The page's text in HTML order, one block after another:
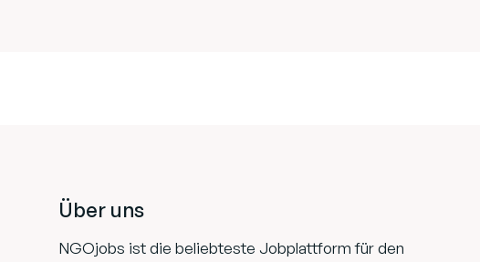
Über uns
NGOjobs ist die beliebteste Jobplattform für den